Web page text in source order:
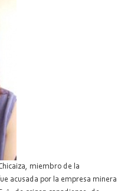
miembro de la
acusada por la empresa minera